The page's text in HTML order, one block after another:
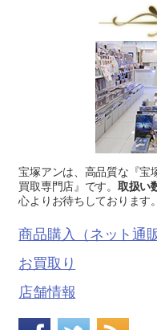
宝塚アンは、高品質な『宝
買取専門店』です。 取扱い
心よりお待ちしております。
商品購入（ネット通販
お買取り
店舗情報